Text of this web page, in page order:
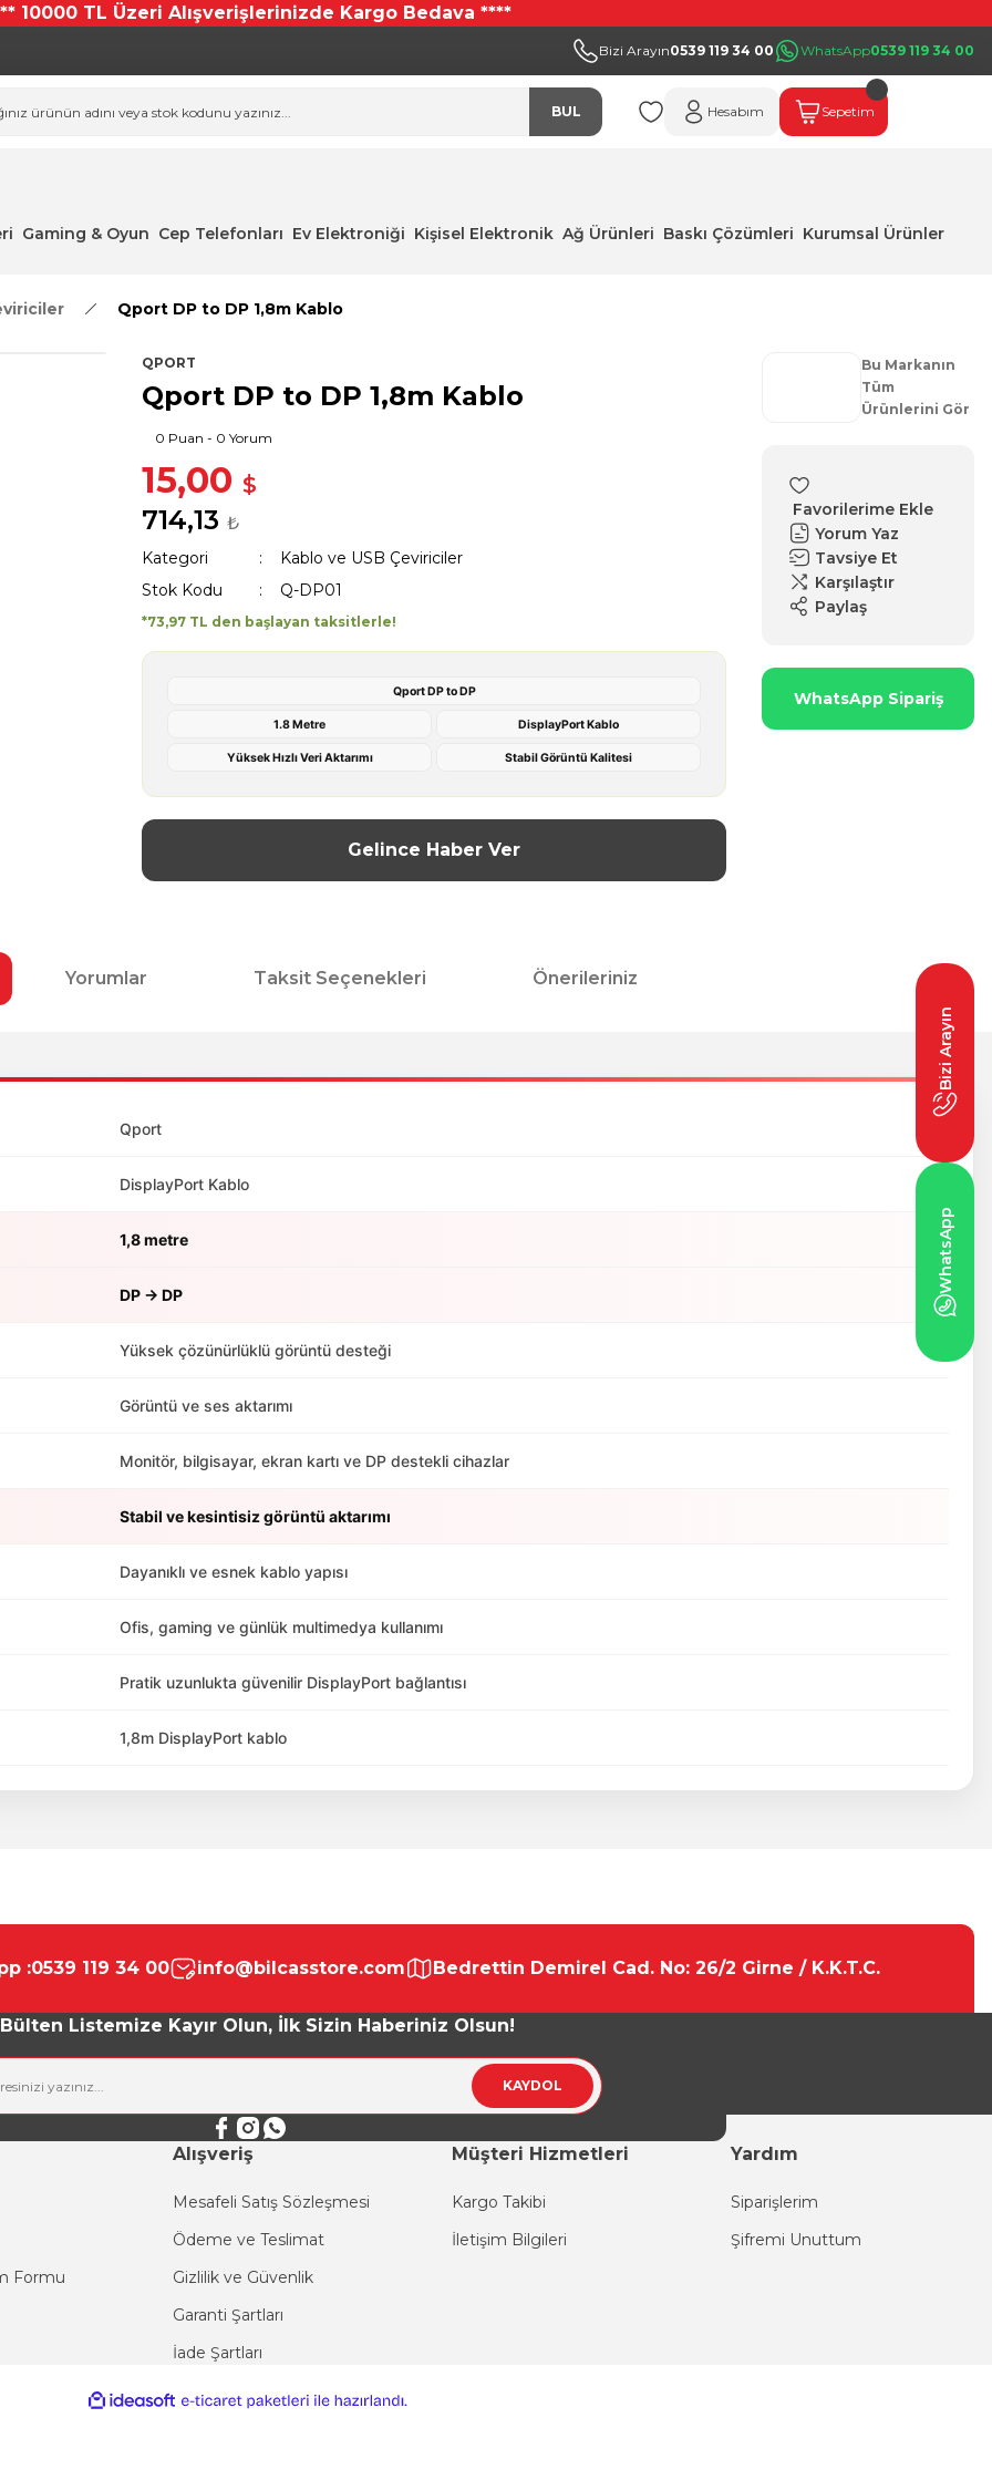
10000 TL Üzeri Alışverişlerinizde Kargo Bedava ****
Bizi Arayın0539 119 34 00 WhatsApp0539 119 34 00
BUL Hesabım Sepetim
Gaming & Oyun Cep Telefonları Ev Elektroniği Kişisel Elektronik Ağ Ürünleri Baskı Çözümleri Kurumsal Ürünler
Qport DP to DP 1,8m Kablo
QPORT
Qport DP to DP 1,8m Kablo
0 Puan - 0 Yorum
15,00 $
714,13 ₺
Kategori
Kablo ve USB Çeviriciler
Stok Kodu
Q-DP01
*73,97 TL den başlayan taksitlerle!
Qport DP to DP
1.8 Metre DisplayPort Kablo
Yüksek Hızlı Veri Aktarımı Stabil Görüntü Kalitesi
Gelince Haber Ver
Bu Markanın
Tüm
Ürünlerini Gör
Yorum Yaz
Tavsiye Et
Karşılaştır
Paylaş
WhatsApp Sipariş
Yorumlar Taksit Seçenekleri Önerileriniz
Qport
DisplayPort Kablo
1,8 metre
DP → DP
Yüksek çözünürlüklü görüntü desteği
Görüntü ve ses aktarımı
Monitör, bilgisayar, ekran kartı ve DP destekli cihazlar
Stabil ve kesintisiz görüntü aktarımı
Dayanıklı ve esnek kablo yapısı
Ofis, gaming ve günlük multimedya kullanımı
Pratik uzunlukta güvenilir DisplayPort bağlantısı
1,8m DisplayPort kablo
Gönder
:0539 119 34 00 info@bilcasstore.com Bedrettin Demirel Cad. No: 26/2 Girne / K.K.T.C.
Listemize Kayır Olun, İlk Sizin Haberiniz Olsun!
KAYDOL
Formu
Alışveriş
Mesafeli Satış Sözleşmesi
Ödeme ve Teslimat
Gizlilik ve Güvenlik
Garanti Şartları
İade Şartları
Müşteri Hizmetleri
Kargo Takibi
İletişim Bilgileri
Yardım
Siparişlerim
Şifremi Unuttum
Bizi Arayın
WhatsApp
ideasoft
e-